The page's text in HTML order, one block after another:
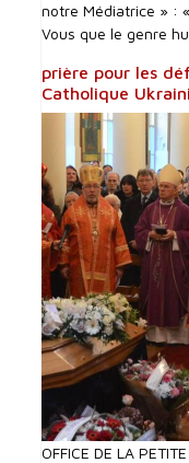
notre Médiatrice » :
Vous que le genre
prière pour les
Catholique
OFFICE DE LA